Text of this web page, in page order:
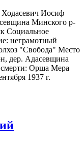
Иосиф
Минского р-
Социальное
неграмотный
"Свобода" Место
дер. Адасевщина
смерти: Орша Мера
1937 г.